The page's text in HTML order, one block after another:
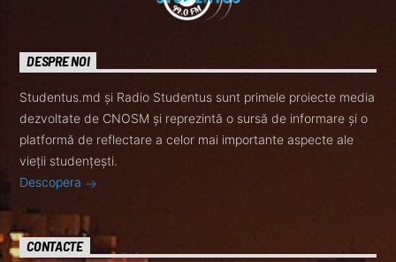
DESPRE NOI
Studentus.md și Radio Studentus sunt primele proiecte media
dezvoltate de CNOSM și reprezintă o sursă de informare și o
platformă de reflectare a celor mai importante aspecte ale
vieții studențești.
Descopera
CONTACTE